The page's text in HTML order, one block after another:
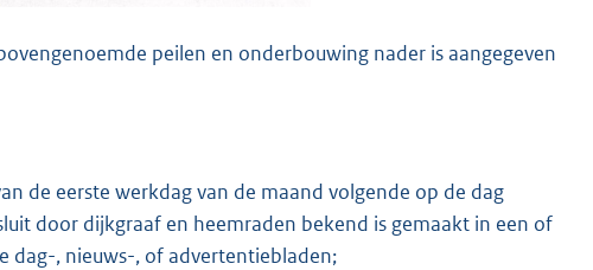
peilen en onderbouwing nader is aangegeven
de eerste werkdag van de maand volgende op de dag
door dijkgraaf en heemraden bekend is gemaakt in een of
dag-, nieuws-, of advertentiebladen;